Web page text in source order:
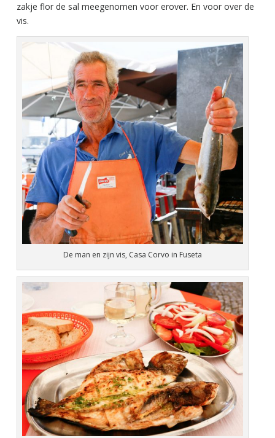
zakje flor de sal meegenomen voor erover. En voor over de
vis.
De man en zijn vis, Casa Corvo in Fuseta